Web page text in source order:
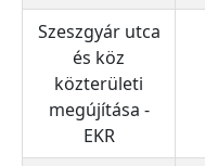
Szeszgyár utca
és köz
közterületi
megújítása -
EKR